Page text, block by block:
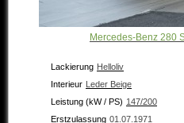
Mercedes-Benz 280
Lackierung Helloliv
Interieur Leder Beige
Leistung (kW / PS) 147/200
Erstzulassung 01.07.1971